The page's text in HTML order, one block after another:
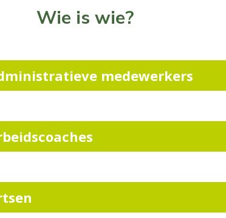
Wie is wie?
medewerkers